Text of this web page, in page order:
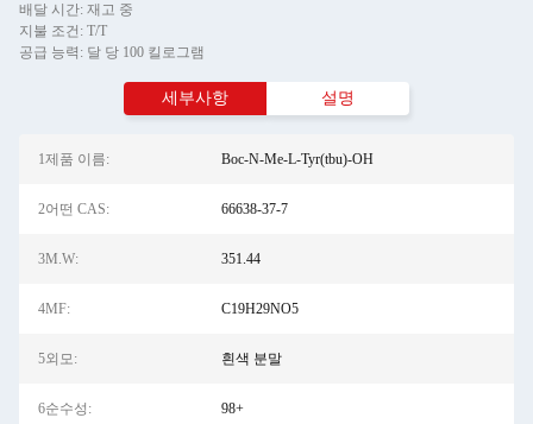
배달 시간: 재고 중
지불 조건: T/T
공급 능력: 달 당 100 킬로그램
세부사항 설명
1제품 이름: Boc-N-Me-L-Tyr(tbu)-OH
2어떤 CAS: 66638-37-7
3M.W: 351.44
4MF: C19H29NO5
5외모: 흰색 분말
6순수성: 98+